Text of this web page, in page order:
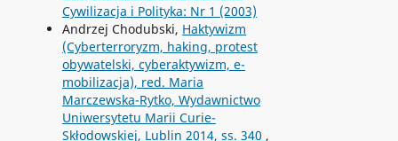
Cywilizacja i Polityka: Nr 1 (2003)
Andrzej Chodubski, Haktywizm
(Cyberterroryzm, haking, protest
obywatelski, cyberaktywizm, e-
mobilizacja), red. Maria
Marczewska-Rytko, Wydawnictwo
Uniwersytetu Marii Curie-
Skłodowskiej, Lublin 2014, ss. 340 ,